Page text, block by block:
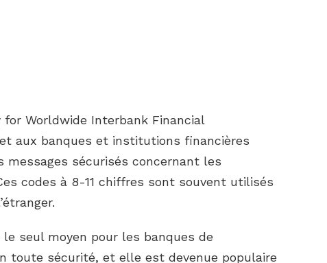
for Worldwide Interbank Financial
aux banques et institutions financières
messages sécurisés concernant les
codes à 8-11 chiffres sont souvent utilisés
le seul moyen pour les banques de
toute sécurité, et elle est devenue populaire